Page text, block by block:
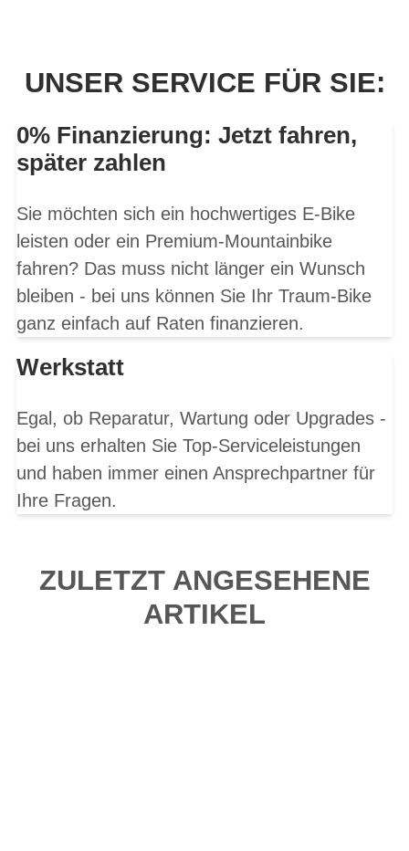
UNSER SERVICE FÜR SIE:
0% Finanzierung: Jetzt fahren,
später zahlen
Sie möchten sich ein hochwertiges E-Bike
leisten oder ein Premium-Mountainbike
fahren? Das muss nicht länger ein Wunsch
bleiben - bei uns können Sie Ihr Traum-Bike
ganz einfach auf Raten finanzieren.
Werkstatt
Egal, ob Reparatur, Wartung oder Upgrades -
bei uns erhalten Sie Top-Serviceleistungen
und haben immer einen Ansprechpartner für
Ihre Fragen.
ZULETZT ANGESEHENE
ARTIKEL